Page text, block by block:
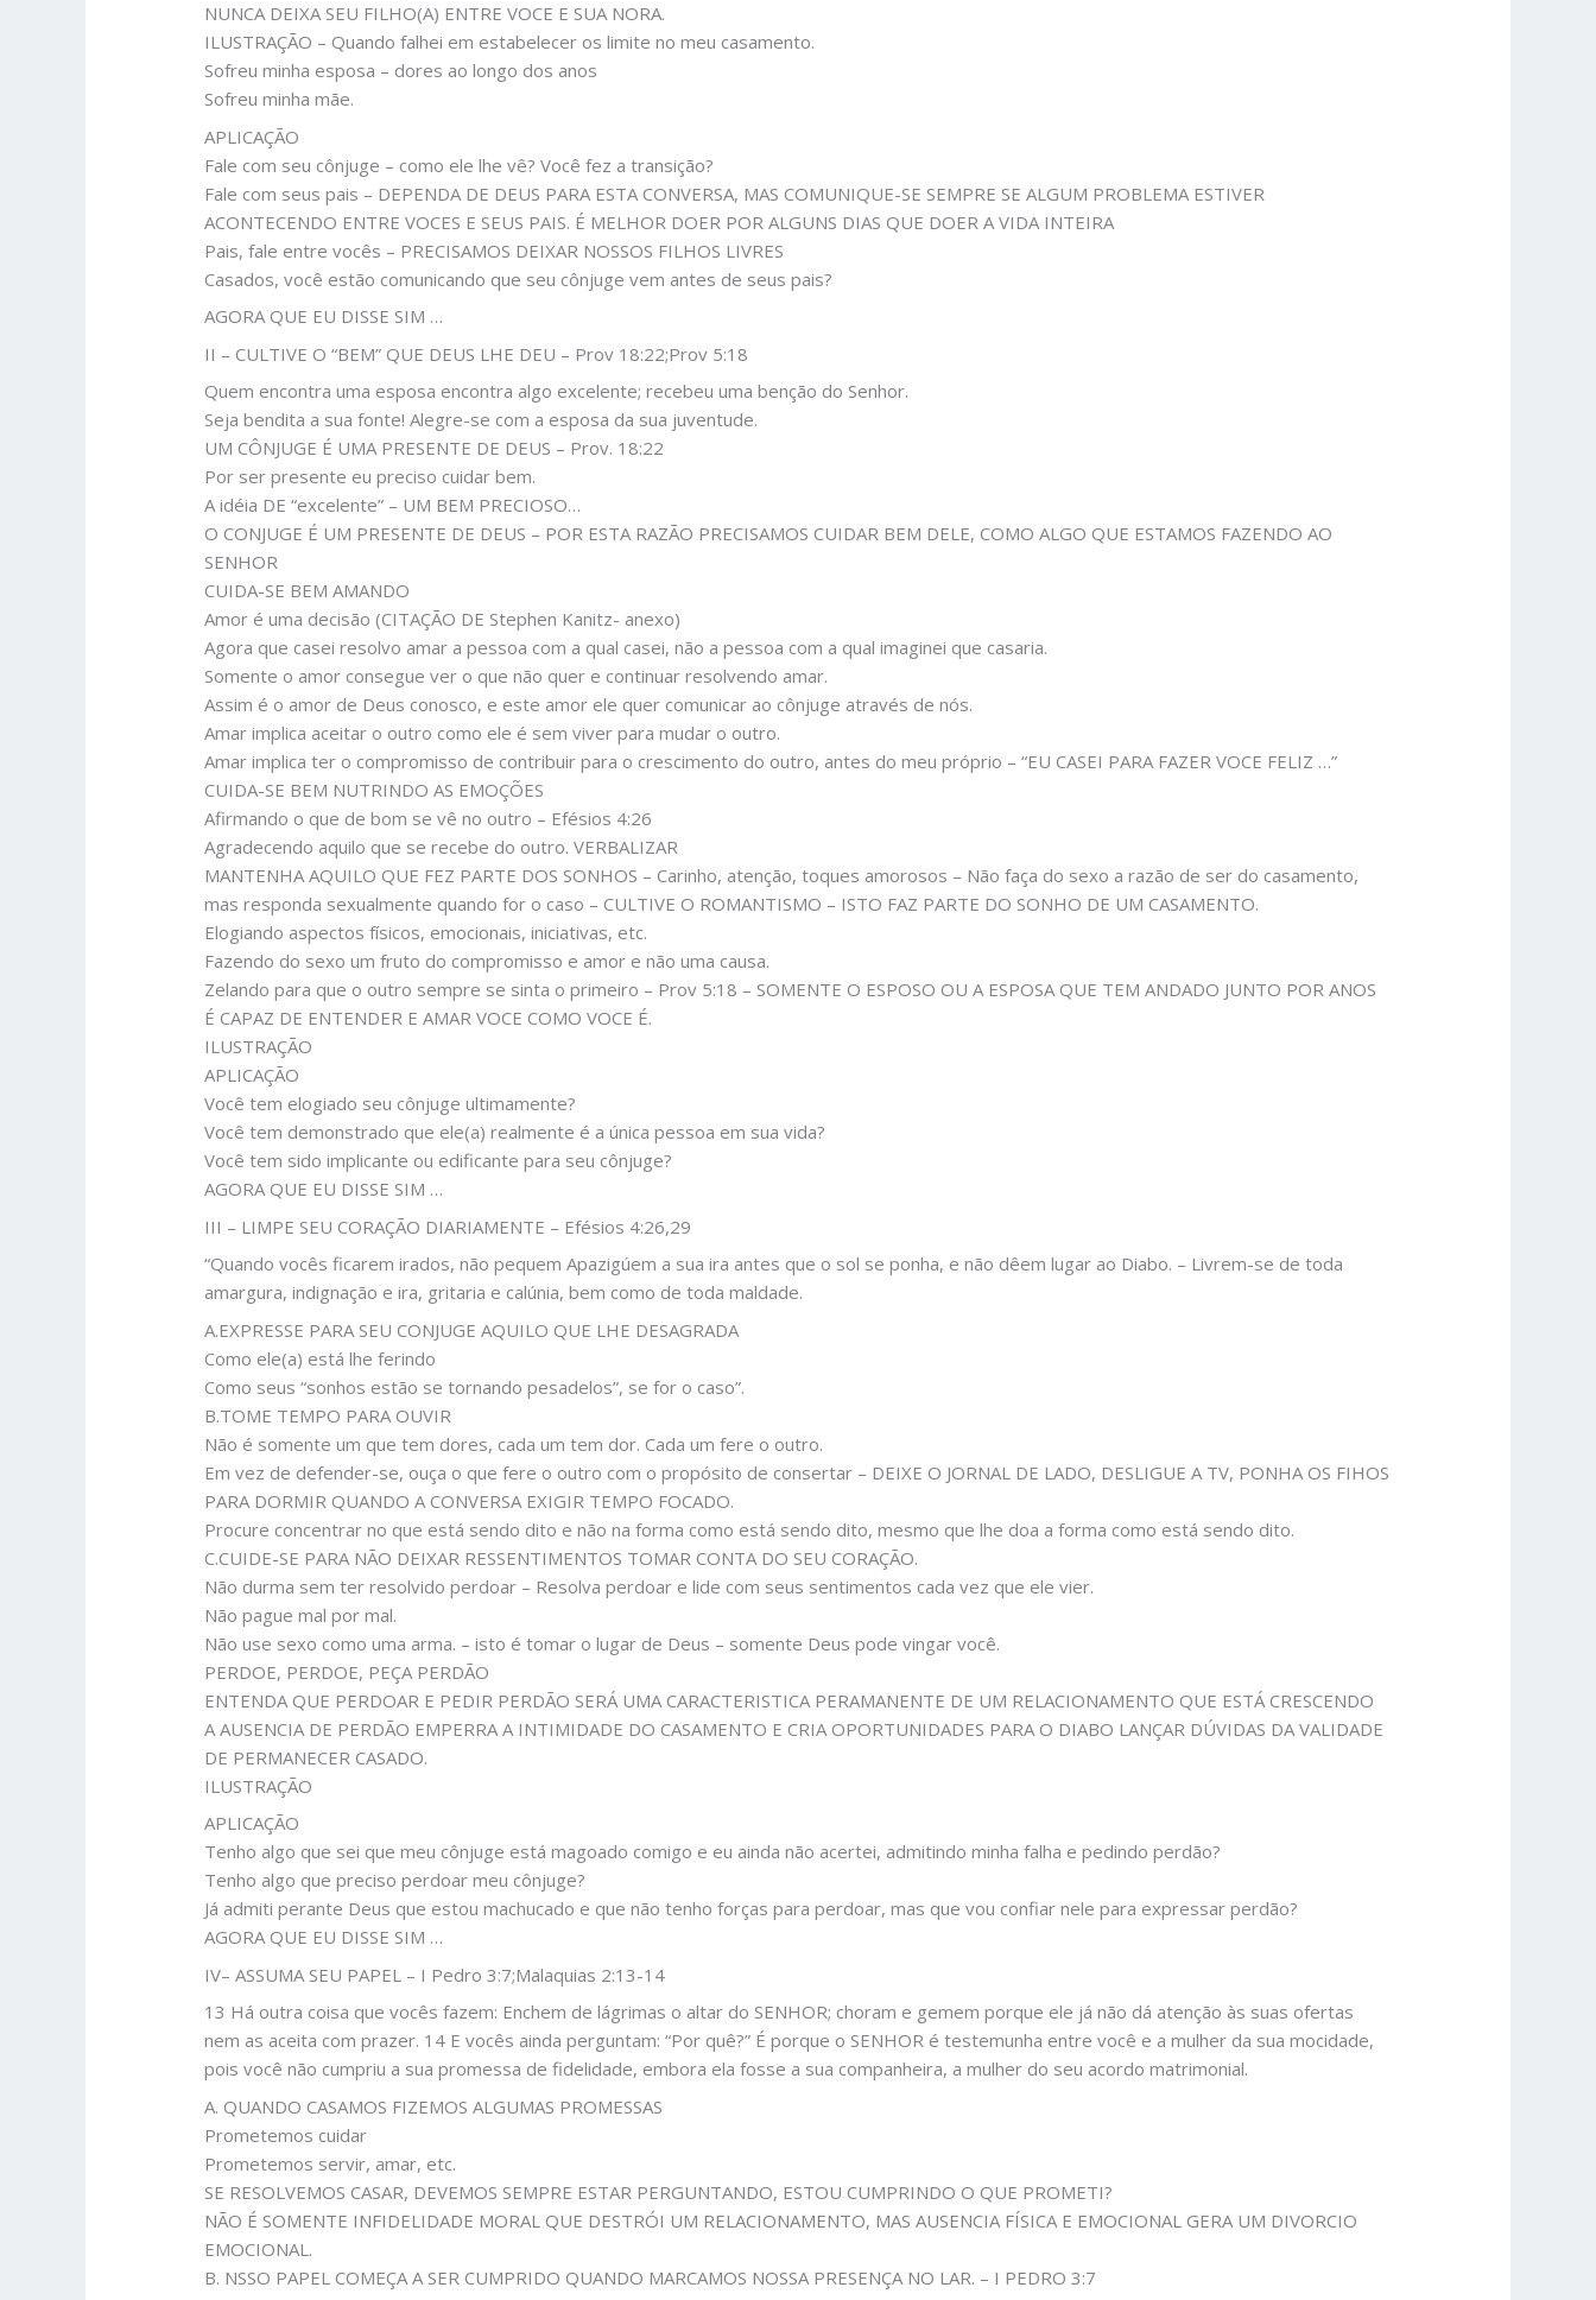
NUNCA DEIXA SEU FILHO(A) ENTRE VOCE E SUA NORA.
ILUSTRAÇÃO – Quando falhei em estabelecer os limite no meu casamento.
Sofreu minha esposa – dores ao longo dos anos
Sofreu minha mãe.
APLICAÇÃO
Fale com seu cônjuge – como ele lhe vê? Você fez a transição?
Fale com seus pais – DEPENDA DE DEUS PARA ESTA CONVERSA, MAS COMUNIQUE-SE SEMPRE SE ALGUM PROBLEMA ESTIVER
ACONTECENDO ENTRE VOCES E SEUS PAIS. É MELHOR DOER POR ALGUNS DIAS QUE DOER A VIDA INTEIRA
Pais, fale entre vocês – PRECISAMOS DEIXAR NOSSOS FILHOS LIVRES
Casados, você estão comunicando que seu cônjuge vem antes de seus pais?
AGORA QUE EU DISSE SIM …
II – CULTIVE O “BEM” QUE DEUS LHE DEU – Prov 18:22;Prov 5:18
Quem encontra uma esposa encontra algo excelente; recebeu uma benção do Senhor.
Seja bendita a sua fonte! Alegre-se com a esposa da sua juventude.
UM CÔNJUGE É UMA PRESENTE DE DEUS – Prov. 18:22
Por ser presente eu preciso cuidar bem.
A idéia DE “excelente” – UM BEM PRECIOSO…
O CONJUGE É UM PRESENTE DE DEUS – POR ESTA RAZÃO PRECISAMOS CUIDAR BEM DELE, COMO ALGO QUE ESTAMOS FAZENDO AO
SENHOR
CUIDA-SE BEM AMANDO
Amor é uma decisão (CITAÇÃO DE Stephen Kanitz- anexo)
Agora que casei resolvo amar a pessoa com a qual casei, não a pessoa com a qual imaginei que casaria.
Somente o amor consegue ver o que não quer e continuar resolvendo amar.
Assim é o amor de Deus conosco, e este amor ele quer comunicar ao cônjuge através de nós.
Amar implica aceitar o outro como ele é sem viver para mudar o outro.
Amar implica ter o compromisso de contribuir para o crescimento do outro, antes do meu próprio – “EU CASEI PARA FAZER VOCE FELIZ …”
CUIDA-SE BEM NUTRINDO AS EMOÇÕES
Afirmando o que de bom se vê no outro – Efésios 4:26
Agradecendo aquilo que se recebe do outro. VERBALIZAR
MANTENHA AQUILO QUE FEZ PARTE DOS SONHOS – Carinho, atenção, toques amorosos – Não faça do sexo a razão de ser do casamento,
mas responda sexualmente quando for o caso – CULTIVE O ROMANTISMO – ISTO FAZ PARTE DO SONHO DE UM CASAMENTO.
Elogiando aspectos físicos, emocionais, iniciativas, etc.
Fazendo do sexo um fruto do compromisso e amor e não uma causa.
Zelando para que o outro sempre se sinta o primeiro – Prov 5:18 – SOMENTE O ESPOSO OU A ESPOSA QUE TEM ANDADO JUNTO POR ANOS
É CAPAZ DE ENTENDER E AMAR VOCE COMO VOCE É.
ILUSTRAÇÃO
APLICAÇÃO
Você tem elogiado seu cônjuge ultimamente?
Você tem demonstrado que ele(a) realmente é a única pessoa em sua vida?
Você tem sido implicante ou edificante para seu cônjuge?
AGORA QUE EU DISSE SIM …
III – LIMPE SEU CORAÇÃO DIARIAMENTE – Efésios 4:26,29
“Quando vocês ficarem irados, não pequem Apazigúem a sua ira antes que o sol se ponha, e não dêem lugar ao Diabo. – Livrem-se de toda
amargura, indignação e ira, gritaria e calúnia, bem como de toda maldade.
A.EXPRESSE PARA SEU CONJUGE AQUILO QUE LHE DESAGRADA
Como ele(a) está lhe ferindo
Como seus “sonhos estão se tornando pesadelos”, se for o caso”.
B.TOME TEMPO PARA OUVIR
Não é somente um que tem dores, cada um tem dor. Cada um fere o outro.
Em vez de defender-se, ouça o que fere o outro com o propósito de consertar – DEIXE O JORNAL DE LADO, DESLIGUE A TV, PONHA OS FIHOS
PARA DORMIR QUANDO A CONVERSA EXIGIR TEMPO FOCADO.
Procure concentrar no que está sendo dito e não na forma como está sendo dito, mesmo que lhe doa a forma como está sendo dito.
C.CUIDE-SE PARA NÃO DEIXAR RESSENTIMENTOS TOMAR CONTA DO SEU CORAÇÃO.
Não durma sem ter resolvido perdoar – Resolva perdoar e lide com seus sentimentos cada vez que ele vier.
Não pague mal por mal.
Não use sexo como uma arma. – isto é tomar o lugar de Deus – somente Deus pode vingar você.
PERDOE, PERDOE, PEÇA PERDÃO
ENTENDA QUE PERDOAR E PEDIR PERDÃO SERÁ UMA CARACTERISTICA PERAMANENTE DE UM RELACIONAMENTO QUE ESTÁ CRESCENDO
A AUSENCIA DE PERDÃO EMPERRA A INTIMIDADE DO CASAMENTO E CRIA OPORTUNIDADES PARA O DIABO LANÇAR DÚVIDAS DA VALIDADE
DE PERMANECER CASADO.
ILUSTRAÇÃO
APLICAÇÃO
Tenho algo que sei que meu cônjuge está magoado comigo e eu ainda não acertei, admitindo minha falha e pedindo perdão?
Tenho algo que preciso perdoar meu cônjuge?
Já admiti perante Deus que estou machucado e que não tenho forças para perdoar, mas que vou confiar nele para expressar perdão?
AGORA QUE EU DISSE SIM …
IV– ASSUMA SEU PAPEL – I Pedro 3:7;Malaquias 2:13-14
13 Há outra coisa que vocês fazem: Enchem de lágrimas o altar do SENHOR; choram e gemem porque ele já não dá atenção às suas ofertas
nem as aceita com prazer. 14 E vocês ainda perguntam: “Por quê?” É porque o SENHOR é testemunha entre você e a mulher da sua mocidade,
pois você não cumpriu a sua promessa de fidelidade, embora ela fosse a sua companheira, a mulher do seu acordo matrimonial.
A. QUANDO CASAMOS FIZEMOS ALGUMAS PROMESSAS
Prometemos cuidar
Prometemos servir, amar, etc.
SE RESOLVEMOS CASAR, DEVEMOS SEMPRE ESTAR PERGUNTANDO, ESTOU CUMPRINDO O QUE PROMETI?
NÃO É SOMENTE INFIDELIDADE MORAL QUE DESTRÓI UM RELACIONAMENTO, MAS AUSENCIA FÍSICA E EMOCIONAL GERA UM DIVORCIO
EMOCIONAL.
B. NSSO PAPEL COMEÇA A SER CUMPRIDO QUANDO MARCAMOS NOSSA PRESENÇA NO LAR. – I PEDRO 3:7